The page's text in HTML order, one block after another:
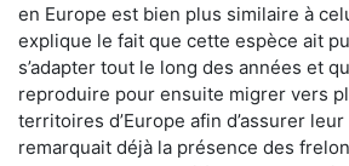
en Europe est bien plus similaire à
explique le fait que cette espèce ait
s’adapter tout le long des années et
reproduire pour ensuite migrer vers
territoires d’Europe afin d’assurer
remarquait déjà la présence des